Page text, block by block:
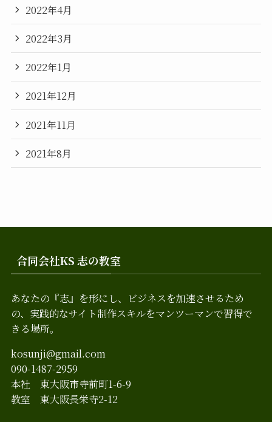
2022年4月
2022年3月
2022年1月
2021年12月
2021年11月
2021年8月
合同会社KS 志の教室
あなたの『志』を形にし、ビジネスを加速させるため
の、実践的なサイト制作スキルをマンツーマンで習得で
きる場所。
kosunji@gmail.com
090-1487-2959
本社 東大阪市寺前町1-6-9
教室 東大阪長栄寺2-12